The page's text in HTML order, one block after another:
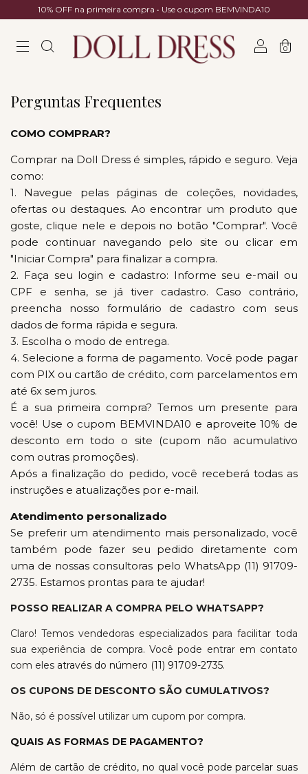
10% OFF na primeira compra • Use o cupom BEMVINDA10
0
Perguntas Frequentes
COMO COMPRAR?
Comprar na Doll Dress é simples, rápido e seguro. Veja
como:
1. Navegue pelas páginas de coleções, novidades,
ofertas ou destaques. Ao encontrar um produto que
goste, clique nele e depois no botão "Comprar". Você
pode continuar navegando pelo site ou clicar em
"Iniciar Compra" para finalizar a compra.
2. Faça seu login e cadastro: Informe seu e-mail ou
CPF e senha, se já tiver cadastro. Caso contrário,
preencha nosso formulário de cadastro com seus
dados de forma rápida e segura.
3. Escolha o modo de entrega.
4. Selecione a forma de pagamento. Você pode pagar
com PIX ou cartão de crédito, com parcelamentos em
até 6x sem juros.
É a sua primeira compra? Temos um presente para
você! Use o cupom BEMVINDA10 e aproveite 10% de
desconto em todo o site (cupom não acumulativo
com outras promoções).
Após a finalização do pedido, você receberá todas as
instruções e atualizações por e-mail.
Atendimento personalizado
Se preferir um atendimento mais personalizado, você
também pode fazer seu pedido diretamente com
uma de nossas consultoras pelo WhatsApp (11) 91709-
2735. Estamos prontas para te ajudar!
POSSO REALIZAR A COMPRA PELO WHATSAPP?
Claro! Temos vendedoras especializados para facilitar toda
sua experiência de compra. Você pode entrar em contato
com eles através do número (11) 91709-2735.
OS CUPONS DE DESCONTO SÃO CUMULATIVOS?
Não, só é possível utilizar um cupom por compra.
QUAIS AS FORMAS DE PAGAMENTO?
Além de cartão de crédito, no qual você pode parcelar suas